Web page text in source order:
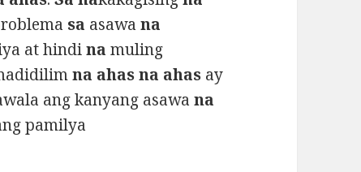
sa asawana
at hindina muling
na ahas na ahas ay
ang kanyang asawana
pamilya